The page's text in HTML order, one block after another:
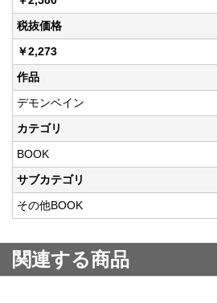
税抜価格
￥2,273
作品
デモンベイン
カテゴリ
BOOK
サブカテゴリ
その他BOOK
関連する商品